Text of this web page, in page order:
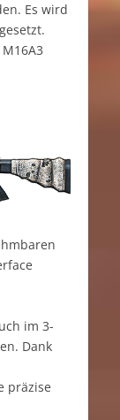
Es wird
im 3-
Dank
präzise